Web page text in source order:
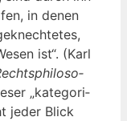
in denen
ist“. (Karl
„kate­go­ri­
jeder Blick